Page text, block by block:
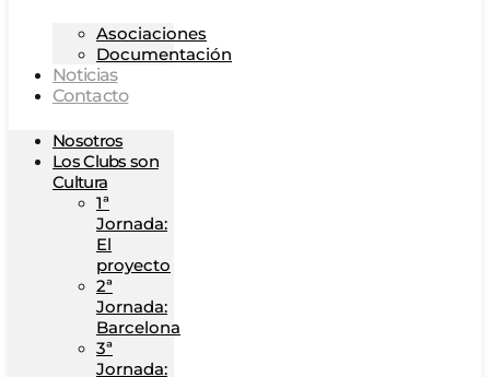
Asociaciones
Documentación
Noticias
Contacto
Nosotros
Los Clubs son
Cultura
1ª
Jornada:
El
proyecto
2ª
Jornada:
Barcelona
3ª
Jornada: